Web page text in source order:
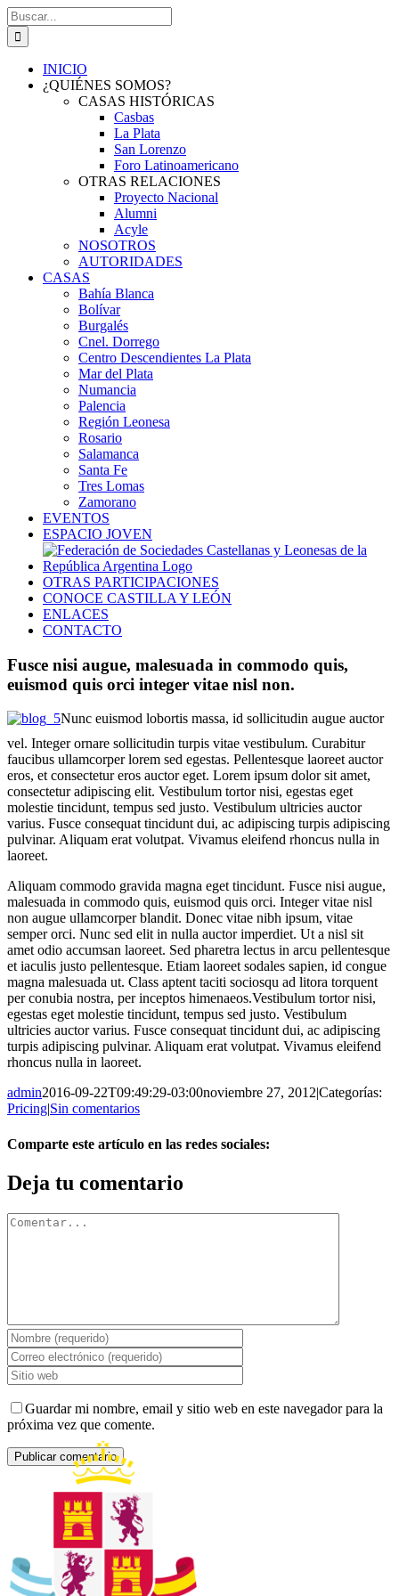
Saltar
al
contenido
Buscar:
INICIO
¿QUIÉNES SOMOS?
CASAS HISTÓRICAS
Casbas
La Plata
San Lorenzo
Foro Latinoamericano
OTRAS RELACIONES
Proyecto Nacional
Alumni
Acyle
NOSOTROS
AUTORIDADES
CASAS
Bahía Blanca
Bolívar
Burgalés
Cnel. Dorrego
Centro Descendientes La Plata
Mar del Plata
Numancia
Palencia
Región Leonesa
Rosario
Salamanca
Santa Fe
Tres Lomas
Zamorano
EVENTOS
ESPACIO JOVEN
OTRAS PARTICIPACIONES
CONOCE CASTILLA Y LEÓN
ENLACES
CONTACTO
Fusce nisi augue, malesuada in commodo quis,
euismod quis orci integer vitae nisl non.
Nunc euismod lobortis massa, id sollicitudin augue auctor
vel. Integer ornare sollicitudin turpis vitae vestibulum. Curabitur
faucibus ullamcorper lorem sed egestas. Pellentesque laoreet auctor
eros, et consectetur eros auctor eget. Lorem ipsum dolor sit amet,
consectetur adipiscing elit. Vestibulum tortor nisi, egestas eget
molestie tincidunt, tempus sed justo. Vestibulum ultricies auctor
varius. Fusce consequat tincidunt dui, ac adipiscing turpis adipiscing
pulvinar. Aliquam erat volutpat. Vivamus eleifend rhoncus nulla in
laoreet.
Aliquam commodo gravida magna eget tincidunt. Fusce nisi augue,
malesuada in commodo quis, euismod quis orci. Integer vitae nisl
non augue ullamcorper blandit. Donec vitae nibh ipsum, vitae
semper orci. Nunc sed elit in nulla auctor imperdiet. Ut a nisl sit
amet odio accumsan laoreet. Sed pharetra lectus in arcu pellentesque
et iaculis justo pellentesque. Etiam laoreet sodales sapien, id congue
magna malesuada ut. Class aptent taciti sociosqu ad litora torquent
per conubia nostra, per inceptos himenaeos.Vestibulum tortor nisi,
egestas eget molestie tincidunt, tempus sed justo. Vestibulum
ultricies auctor varius. Fusce consequat tincidunt dui, ac adipiscing
turpis adipiscing pulvinar. Aliquam erat volutpat. Vivamus eleifend
rhoncus nulla in laoreet.
admin2016-09-22T09:49:29-03:00noviembre 27, 2012|Categorías:
Pricing|Sin comentarios
Comparte este artículo en las redes sociales:
Facebook
X
Reddit
LinkedIn
Pinterest
Vk
Deja tu comentario
Comentar
Guardar mi nombre, email y sitio web en este navegador para la
próxima vez que comente.